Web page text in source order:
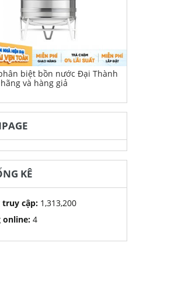
biệt bồn nước Đại Thành
và hàng giả
KÊ
truy cập: 1,313,200
online: 4